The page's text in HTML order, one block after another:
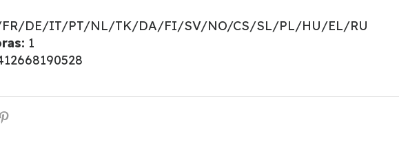
FR/DE/IT/PT/NL/TK/DA/FI/SV/NO/CS/SL/PL/HU/EL/RU
1